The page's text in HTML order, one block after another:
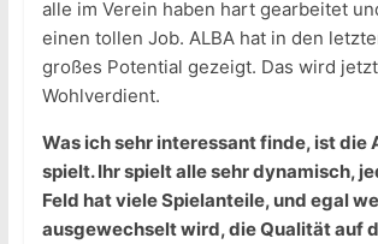
alle im Verein haben hart gearbeitet
einen tollen Job. ALBA hat in den
großes Potential gezeigt. Das wird
Wohlverdient.
Was ich sehr interessant finde, ist die
spielt. Ihr spielt alle sehr dynamisch,
Feld hat viele Spielanteile, und egal
ausgewechselt wird, die Qualität auf